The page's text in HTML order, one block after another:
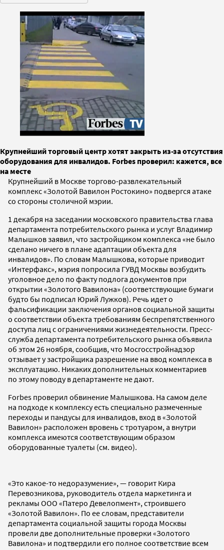
Крупнейший торговый центр хотят закрыть из-за отсутствия
оборудования для инвалидов. Forbes проверил: кажется, все
на месте
Крупнейший в Москве торгово-развлекательный
комплекс «Золотой Вавилон Ростокино» подвергся атаке
со стороны столичной мэрии.
1 декабря на заседании московского правительства глава
департамента потребительского рынка и услуг Владимир
Малышков заявил, что застройщиком комплекса «не было
сделано ничего в плане адаптации объекта для
инвалидов». По словам Малышкова, которые приводит
«Интерфакс», мэрия попросила ГУВД Москвы возбудить
уголовное дело по факту подлога документов при
открытии «Золотого Вавилона» (соответствующие бумаги
будто бы подписал Юрий Лужков). Речь идет о
фальсификации заключения органов социальной защиты
о соответствии объекта требованиям беспрепятственного
доступа лиц с ограничениями жизнедеятельности. Пресс-
служба департамента потребительского рынка объявила
об этом 26 ноября, сообщив, что Мосгосстройнадзор
отзывает у застройщика разрешение на ввод комплекса в
эксплуатацию. Никаких дополнительных комментариев
по этому поводу в департаменте не дают.
Forbes проверил обвинение Малышкова. На самом деле
на подходе к комплексу есть специально размеченные
переходы и пандусы для инвалидов, вход в «Золотой
Вавилон» расположен вровень с тротуаром, а внутри
комплекса имеются соответствующим образом
оборудованные туалеты (см. видео).
«Это какое-то недоразумение», — говорит Кира
Перевозникова, руководитель отдела маркетинга и
рекламы ООО «Патеро Девелопмент», строившего
«Золотой Вавилон». По ее словам, представители
департамента социальной защиты города Москвы
провели две дополнительные проверки «Золотого
Вавилона» и подтвердили его полное соответствие всем